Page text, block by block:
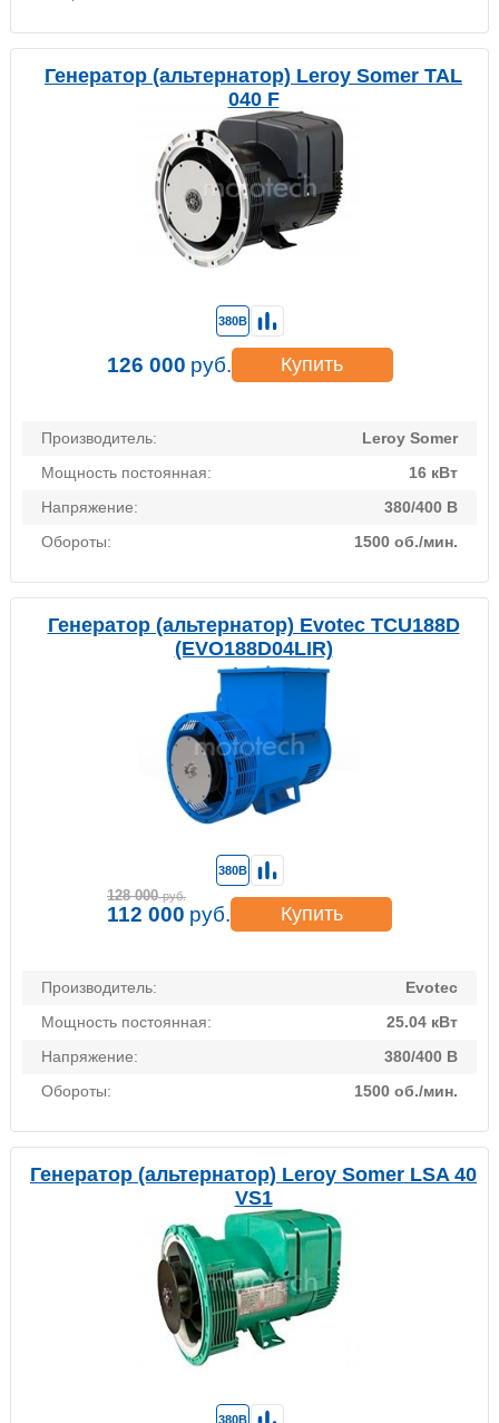
Генератор (альтернатор) Leroy Somer TAL
040 F
Производитель:
Leroy Somer
Мощность постоянная:
16 кВт
Напряжение:
380/400 В
Обороты:
1500 об./мин.
380В
126 000 руб. Купить
Генератор (альтернатор) Evotec TCU188D
(EVO188D04LIR)
Производитель:
Evotec
Мощность постоянная:
25.04 кВт
Напряжение:
380/400 В
Обороты:
1500 об./мин.
380В
128 000 руб.
112 000 руб. Купить
Генератор (альтернатор) Leroy Somer LSA 40
VS1
380В